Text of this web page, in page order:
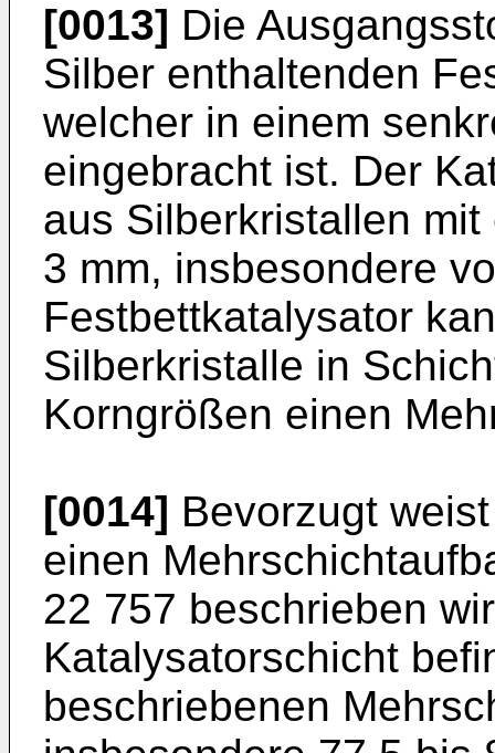
[0013] Die
Silber enthaltenden
welcher in einem
eingebracht ist. Der
aus Silberkristallen
3 mm, insbesondere
Festbettkatalysator
Silberkristalle in
Korngrößen einen
[0014] Bevorzugt
einen
22 757 beschrieben
Katalysatorschicht
beschriebenen